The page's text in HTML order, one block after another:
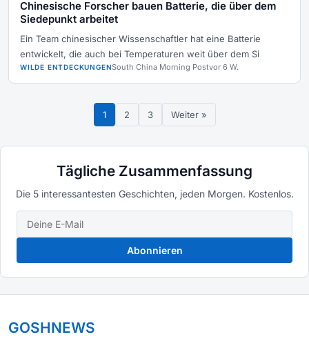
Chinesische Forscher bauen Batterie, die über dem
Siedepunkt arbeitet
Ein Team chinesischer Wissenschaftler hat eine Batterie
entwickelt, die auch bei Temperaturen weit über dem Si
WILDE ENTDECKUNGENSouth China Morning Postvor 6 W.
1 2 3 Weiter »
Tägliche Zusammenfassung
Die 5 interessantesten Geschichten, jeden Morgen. Kostenlos.
Abonnieren
GOSHNEWS